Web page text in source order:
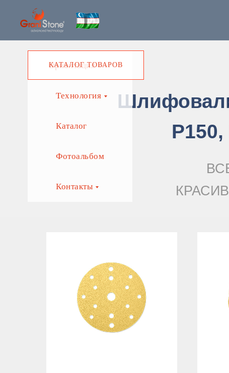
Ориентация
Технология
Каталог
Фотоальбом
Контакты
КАТАЛОГ ТОВАРОВ